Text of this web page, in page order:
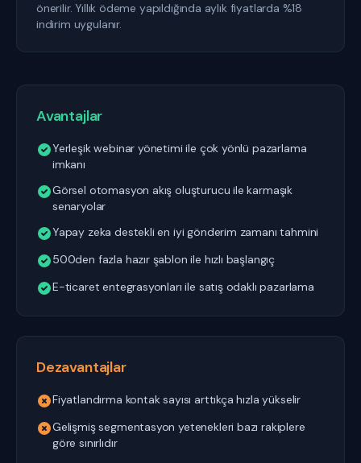
önerilir. Yıllık ödeme yapıldığında aylık fiyatlarda %18
indirim uygulanır.
Avantajlar
Yerleşik webinar yönetimi ile çok yönlü pazarlama
imkanı
Görsel otomasyon akış oluşturucu ile karmaşık
senaryolar
Yapay zeka destekli en iyi gönderim zamanı tahmini
500den fazla hazır şablon ile hızlı başlangıç
E-ticaret entegrasyonları ile satış odaklı pazarlama
Dezavantajlar
Fiyatlandırma kontak sayısı arttıkça hızla yükselir
Gelişmiş segmentasyon yetenekleri bazı rakiplere
göre sınırlıdır